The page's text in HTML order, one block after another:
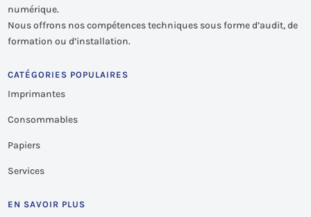
numérique.
Nous offrons nos compétences techniques sous forme d’audit, de
formation ou d’installation.
CATÉGORIES POPULAIRES
Imprimantes
Consommables
Papiers
Services
EN SAVOIR PLUS